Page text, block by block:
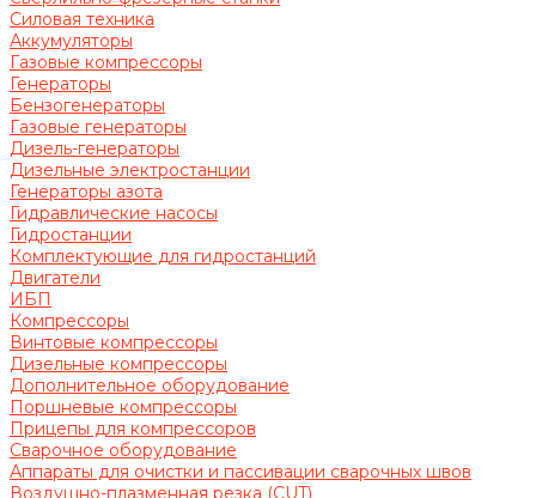
Силовая техника
Аккумуляторы
Газовые компрессоры
Генераторы
Бензогенераторы
Газовые генераторы
Дизель-генераторы
Дизельные электростанции
Генераторы азота
Гидравлические насосы
Гидростанции
Комплектующие для гидростанций
Двигатели
ИБП
Компрессоры
Винтовые компрессоры
Дизельные компрессоры
Дополнительное оборудование
Поршневые компрессоры
Прицепы для компрессоров
Сварочное оборудование
Аппараты для очистки и пассивации сварочных швов
Воздушно-плазменная резка (CUT)